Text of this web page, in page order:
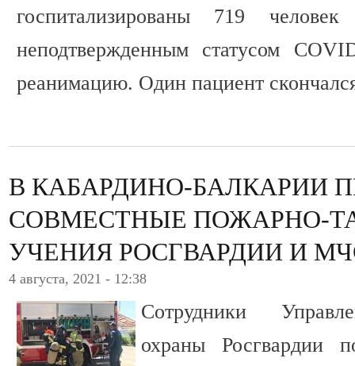
госпитализированы 719
неподтвержденным статусом
реанимацию. Один пациент
В КАБАРДИНО-БАЛКАРИИ
СОВМЕСТНЫЕ ПОЖАРНО-
УЧЕНИЯ РОСГВАРДИИ И
4 августа, 2021 - 12:38
Сотрудники
охраны Росгвардии